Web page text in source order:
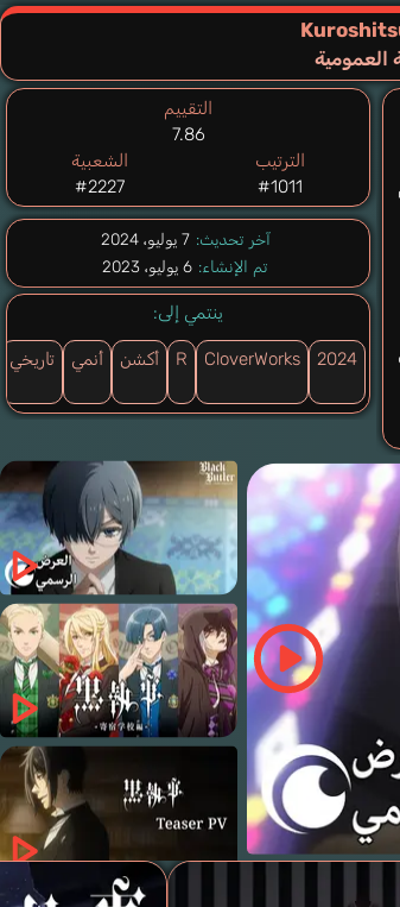
العمومية
التقييم
7.86
الترتيب
#1011
الشعبية
#2227
آخر تحديث: 7 يوليو، 2024
تم الإنشاء: 6 يوليو، 2023
ينتمي إلى:
2024
CloverWorks
R أكشن أنمي تاريخي